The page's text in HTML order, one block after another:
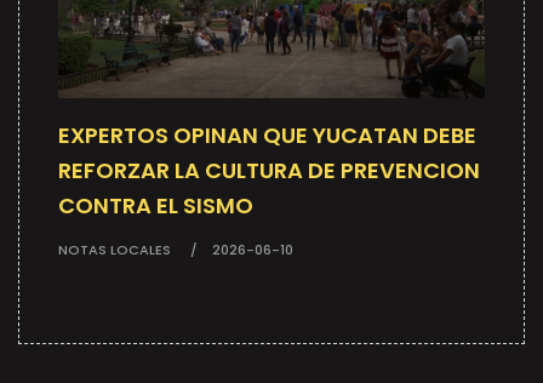
EXPERTOS OPINAN QUE YUCATAN DEBE
REFORZAR LA CULTURA DE PREVENCION
CONTRA EL SISMO
NOTAS LOCALES 2026-06-10